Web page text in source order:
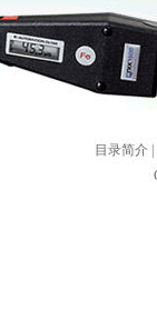
目录简介